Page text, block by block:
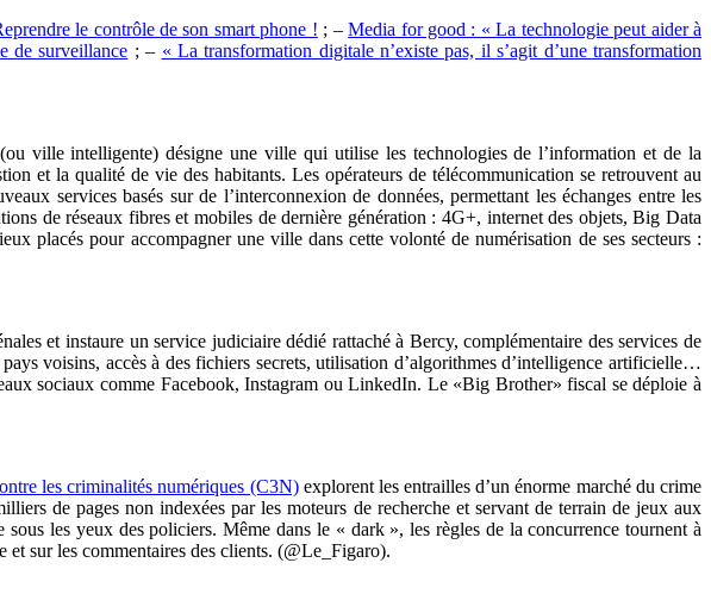
le contrôle de son smart phone ! ; –Media for good : « La technologie peut aider à
de surveillance ; – « La transformation digitale n’existe pas, il s’agit d’une transformation
ville intelligente) désigne une ville qui utilise les technologies de l’information et de la
et la qualité de vie des habitants. Les opérateurs de télécommunication se retrouvent au
services basés sur de l’interconnexion de données, permettant les échanges entre les
de réseaux fibres et mobiles de dernière génération : 4G+, internet des objets, Big Data
placés pour accompagner une ville dans cette volonté de numérisation de ses secteurs :
et instaure un service judiciaire dédié rattaché à Bercy, complémentaire des services de
voisins, accès à des fichiers secrets, utilisation d’algorithmes d’intelligence artificielle…
sociaux comme Facebook, Instagram ou LinkedIn. Le «Big Brother» fiscal se déploie à
les criminalités numériques (C3N)explorent les entrailles d’un énorme marché du crime
de pages non indexées par les moteurs de recherche et servant de terrain de jeux aux
les yeux des policiers. Même dans le « dark », les règles de la concurrence tournent à
sur les commentaires des clients. (@Le_Figaro).